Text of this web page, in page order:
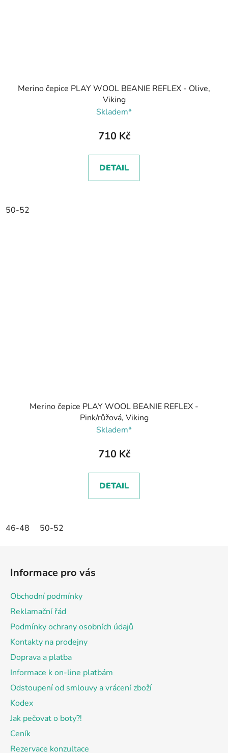
Merino čepice PLAY WOOL BEANIE REFLEX - Olive,
Viking
Skladem*
710 Kč
DETAIL
50-52
Merino čepice PLAY WOOL BEANIE REFLEX -
Pink/růžová, Viking
Skladem*
710 Kč
DETAIL
46-48 50-52
Informace pro vás
Obchodní podmínky
Reklamační řád
Podmínky ochrany osobních údajů
Kontakty na prodejny
Doprava a platba
Informace k on-line platbám
Odstoupení od smlouvy a vrácení zboží
Kodex
Jak pečovat o boty?!
Ceník
Rezervace konzultace